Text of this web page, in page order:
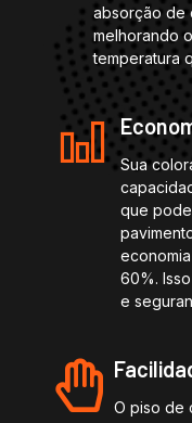
absorção de
melhorando
temperatura
Sua
que
60%.
e
O piso de